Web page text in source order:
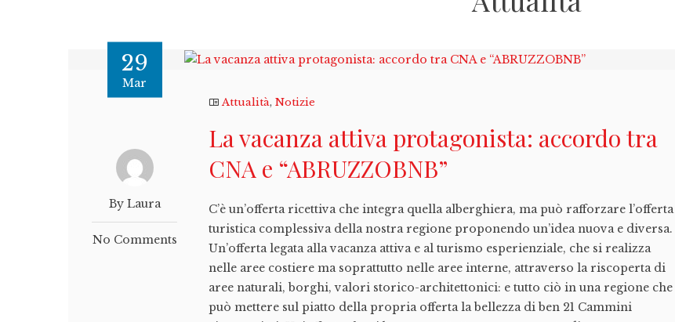
29
Mar
By Laura
No Comments
Attualità,Notizie
La vacanza attiva protagonista: accordo tra
CNA e “ABRUZZOBNB”
C’è un’offerta ricettiva che integra quella alberghiera, ma può rafforzare l’offerta
turistica complessiva della nostra regione proponendo un’idea nuova e diversa.
Un’offerta legata alla vacanza attiva e al turismo esperienziale, che si realizza
nelle aree costiere ma soprattutto nelle aree interne, attraverso la riscoperta di
aree naturali, borghi, valori storico-architettonici: e tutto ciò in una regione che
può mettere sul piatto della propria offerta la bellezza di ben 21 Cammini